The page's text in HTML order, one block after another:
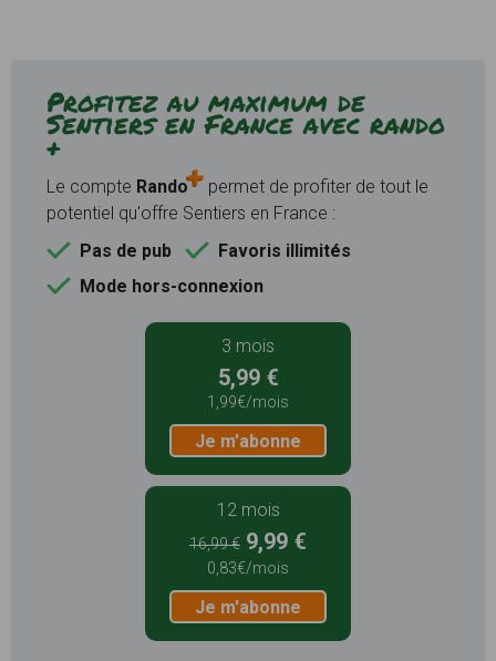
Profitez au maximum de
Sentiers en France avec rando
+
Le compte Rando
permet de profiter de tout le
potentiel qu'offre Sentiers en France :
Pas de pub
Favoris illimités
Mode hors-connexion
3 mois
5,99 €
1,99€/mois
Je m'abonne
12 mois
16,99 € 9,99 €
0,83€/mois
Je m'abonne